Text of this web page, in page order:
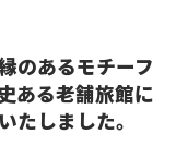
のあるモチーフ
ある老舗旅館に
たしました。